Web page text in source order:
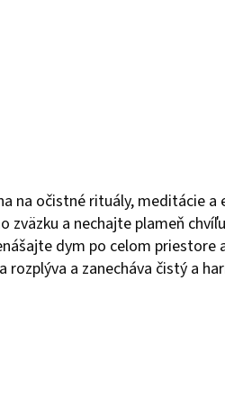
na očistné rituály, meditácie
zväzku a nechajte plameň
dym po celom priestore
a zanecháva čistý a